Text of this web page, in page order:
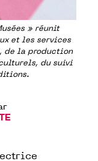
» réunit
et les services
de la production
du suivi